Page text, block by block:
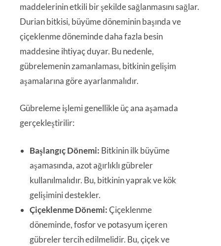
maddelerinin etkili bir şekilde sağlanmasını sağlar.
Durian bitkisi, büyüme döneminin başında ve
çiçeklenme döneminde daha fazla besin
maddesine ihtiyaç duyar. Bu nedenle,
gübrelemenin zamanlaması, bitkinin gelişim
aşamalarına göre ayarlanmalıdır.
Gübreleme işlemi genellikle üç ana aşamada
gerçekleştirilir:
Başlangıç Dönemi: Bitkinin ilk büyüme
aşamasında, azot ağırlıklı gübreler
kullanılmalıdır. Bu, bitkinin yaprak ve kök
gelişimini destekler.
Çiçeklenme Dönemi:Çiçeklenme
döneminde, fosfor ve potasyum içeren
gübreler tercih edilmelidir. Bu, çiçek ve